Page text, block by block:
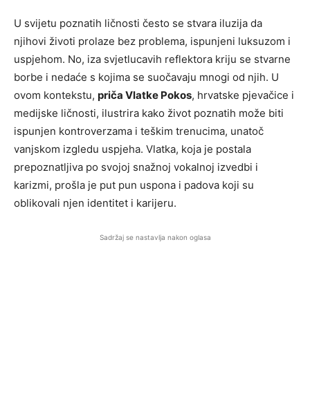
U svijetu poznatih ličnosti često se stvara iluzija da
njihovi životi prolaze bez problema, ispunjeni luksuzom i
uspjehom. No, iza svjetlucavih reflektora kriju se stvarne
borbe i nedaće s kojima se suočavaju mnogi od njih. U
ovom kontekstu, priča Vlatke Pokos, hrvatske pjevačice i
medijske ličnosti, ilustrira kako život poznatih može biti
ispunjen kontroverzama i teškim trenucima, unatoč
vanjskom izgledu uspjeha. Vlatka, koja je postala
prepoznatljiva po svojoj snažnoj vokalnoj izvedbi i
karizmi, prošla je put pun uspona i padova koji su
oblikovali njen identitet i karijeru.
Sadržaj se nastavlja nakon oglasa